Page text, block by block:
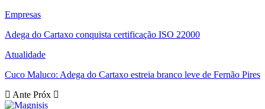
Empresas
Adega do Cartaxo conquista certificação ISO 22000
Atualidade
Cuco Maluco: Adega do Cartaxo estreia branco leve de Fernão Pires
Ante Próx